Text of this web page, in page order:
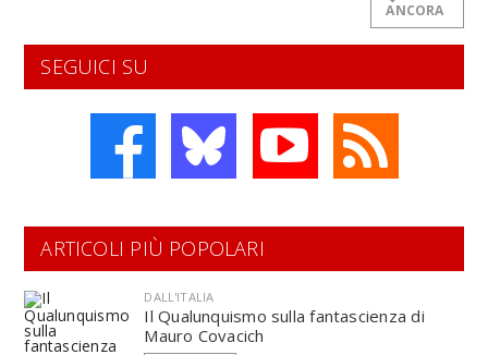
ANCORA
SEGUICI SU
ARTICOLI PIÙ POPOLARI
DALL'ITALIA
Il Qualunquismo sulla fantascienza di
Mauro Covacich